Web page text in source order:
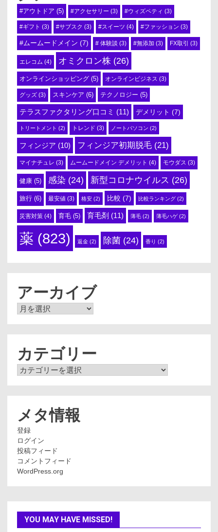
#アウトドア (5) #アクセサリー (3) #ウィズペティ (3)
#ギフト (3) #サブスク (3) #スイーツ (4) #ファッション (3)
#ムームードメイン (7) # 体験談 (3) #無添加 (3) FX取引 (3)
エレコム (4) オミクロン株 (26)
オンラインショッピング (5) オンラインビジネス (3)
グッズ (3) スキンケア (6) テクノロジー (5)
テラスファクタリング口コミ (11) デメリット (7)
トリートメント (2) トレンド (3) ノートパソコン (2)
フィンジア (10) フィンジア初期脱毛 (21)
マイナチュレ (3) ムームードメイン デメリット (4) モウダス (3)
健康 (5) 感染 (24) 新型コロナウイルス (26)
旅行 (6) 最安値 (3) 格安 (2) 比較 (7) 比較ランキング (2)
災害対策 (4) 育毛 (5) 育毛剤 (11) 薄毛 (2) 薄毛ハゲ(2)
薬 (823) 返金 (2) 除菌 (24) 香り (2)
アーカイブ
ア
カテゴリー
カ
メタ情報
登録
ログイン
投稿フィード
コメントフィード
WordPress.org
YOU MAY HAVE MISSED!